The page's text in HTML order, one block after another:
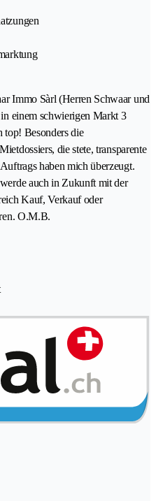
Immo Sàrl (Herren Schwaar und
einem schwierigen Markt 3
top! Besonders die
die stete, transparente
haben mich überzeugt.
auch in Zukunft mit der
Kauf, Verkauf oder
O.M.B.